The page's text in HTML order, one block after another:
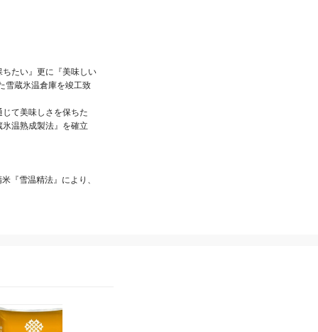
たい』更に『美味しい
雪蔵氷温倉庫を竣工致
て美味しさを保ちた
温熟成製法』を確立
『雪温精法』により、